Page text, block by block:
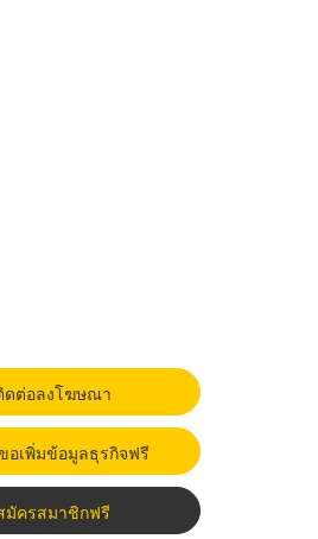
ดต่อลงโฆษณา
อเพิ่มข้อมูลธุรกิจฟรี
มัครสมาชิกฟรี